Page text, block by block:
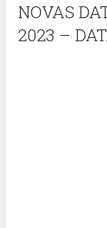
NOVAS
2023 –